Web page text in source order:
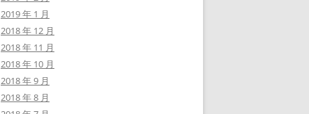
2019 年 1 月
2018 年 12 月
2018 年 11 月
2018 年 10 月
2018 年 9 月
2018 年 8 月